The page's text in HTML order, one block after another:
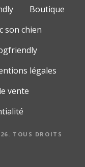
Boutique
son chien
légales
vente
TOUS DROITS